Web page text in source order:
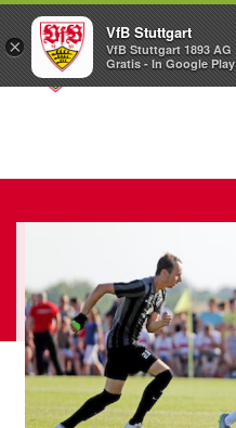
×
VfB Stuttgart
VfB Stuttgart 1893 AG
Gratis - In Google Play